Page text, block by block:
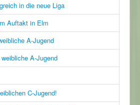
in die neue Liga
Auftakt in Elm
A-Jugend
A-Jugend
C-Jugend!